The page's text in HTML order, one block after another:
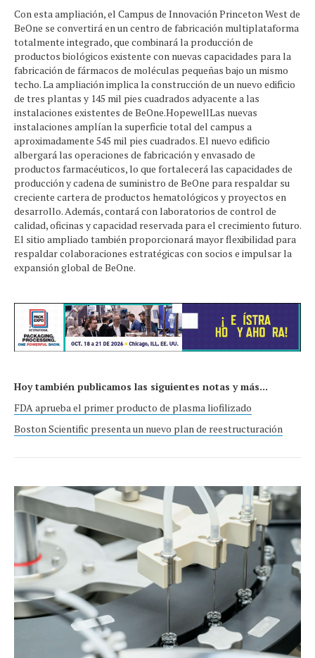
Con esta ampliación, el Campus de Innovación Princeton West de
BeOne se convertirá en un centro de fabricación multiplataforma
totalmente integrado, que combinará la producción de
productos biológicos existente con nuevas capacidades para la
fabricación de fármacos de moléculas pequeñas bajo un mismo
techo. La ampliación implica la construcción de un nuevo edificio
de tres plantas y 145 mil pies cuadrados adyacente a las
instalaciones existentes de BeOne.HopewellLas nuevas
instalaciones amplían la superficie total del campus a
aproximadamente 545 mil pies cuadrados. El nuevo edificio
albergará las operaciones de fabricación y envasado de
productos farmacéuticos, lo que fortalecerá las capacidades de
producción y cadena de suministro de BeOne para respaldar su
creciente cartera de productos hematológicos y proyectos en
desarrollo. Además, contará con laboratorios de control de
calidad, oficinas y capacidad reservada para el crecimiento futuro.
El sitio ampliado también proporcionará mayor flexibilidad para
respaldar colaboraciones estratégicas con socios e impulsar la
expansión global de BeOne.
Hoy también publicamos las siguientes notas y más...
FDA aprueba el primer producto de plasma liofilizado
Boston Scientific presenta un nuevo plan de reestructuración